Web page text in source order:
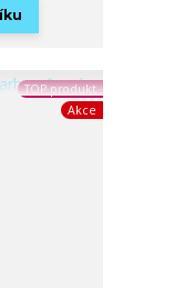
TOP produkt
Akce